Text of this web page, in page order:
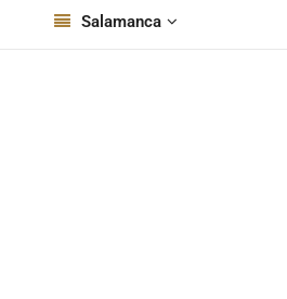
Salamanca